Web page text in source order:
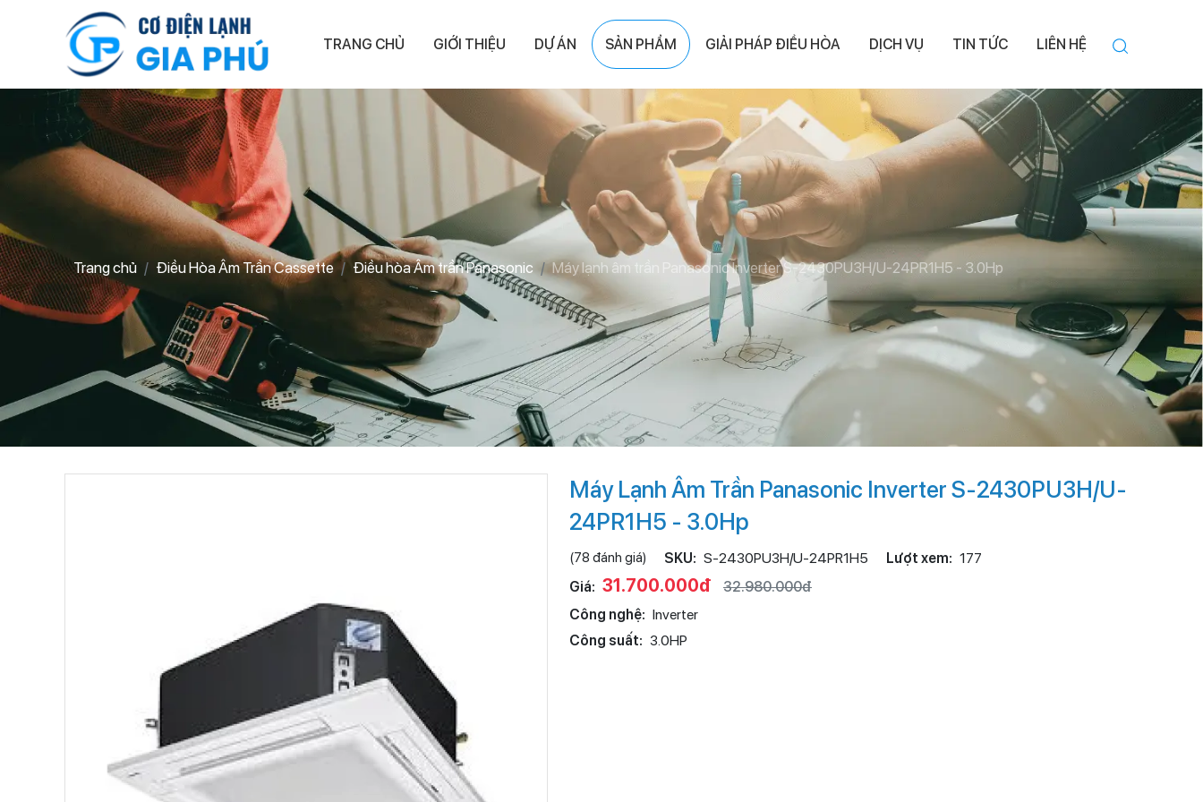
TRANG CHỦ GIỚI THIỆU DỰ ÁN SẢN PHẨM GIẢI PHÁP ĐIỀU HÒA DỊCH VỤ TIN TỨC LIÊN HỆ
Trang chủ Điều Hòa Âm Trần Cassette Điều hòa Âm trần Panasonic Máy lạnh âm trần Panasonic Inverter S-2430PU3H/U-24PR1H5 - 3.0Hp
Máy Lạnh Âm Trần Panasonic Inverter S-2430PU3H/U-
24PR1H5 - 3.0Hp
(78 đánh giá) SKU: S-2430PU3H/U-24PR1H5 Lượt xem: 177
Giá: 31.700.000đ
32.980.000đ
Công nghệ: Inverter
Công suất: 3.0HP